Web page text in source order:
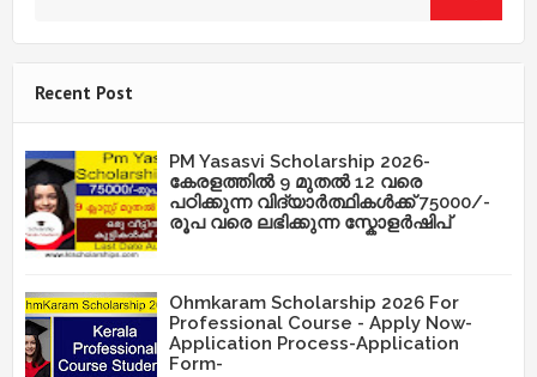
Recent Post
PM Yasasvi Scholarship 2026-
കേരളത്തിൽ 9 മുതൽ 12 വരെ
പഠിക്കുന്ന വിദ്യാർത്ഥികൾക്ക് 75000/-
രൂപ വരെ ലഭിക്കുന്ന സ്കോളർഷിപ്
Ohmkaram Scholarship 2026 For
Professional Course - Apply Now-
Application Process-Application
Form-